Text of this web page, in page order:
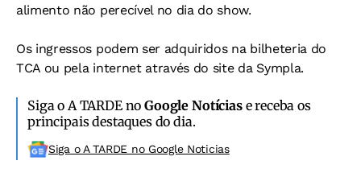
alimento não perecível no dia do show.
Os ingressos podem ser adquiridos na bilheteria do
TCA ou pela internet através do site da Sympla.
Siga o A TARDE noGoogle Notíciase receba os
principais destaques do dia.
Siga o A TARDE no Google Noticias